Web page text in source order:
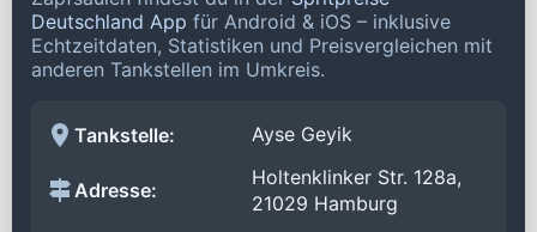
Deutschland App für Android & iOS – inklusive
Echtzeitdaten, Statistiken und Preisvergleichen mit
anderen Tankstellen im Umkreis.
Tankstelle: Ayse Geyik
Adresse:
Holtenklinker Str. 128a,
21029 Hamburg